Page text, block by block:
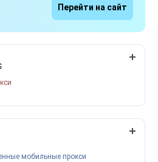
Перейти на сайт
мобильные прокси